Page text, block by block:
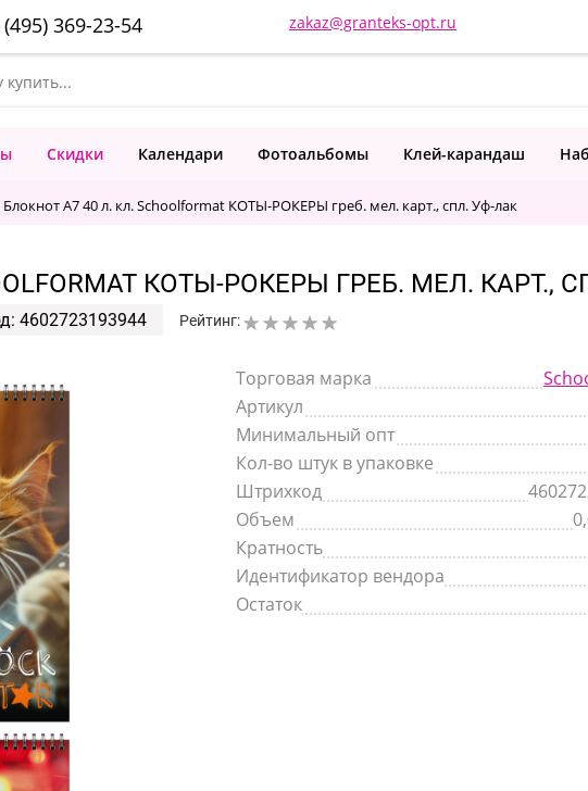
(495) 369-23-54 zakaz@granteks-opt.ru
Скидки Календари Фотоальбомы Клей-карандаш
Блокнот А7 40 л. кл. Schoolformat КОТЫ-РОКЕРЫ греб. мел. карт., спл. Уф-лак
КОТЫ-РОКЕРЫ ГРЕБ. МЕЛ. КАРТ.,
4602723193944 Рейтинг:
Торговая марка
Артикул
Минимальный опт
Кол-во штук в упаковке
Штрихкод
Объем
Кратность
Идентификатор вендора
Остаток